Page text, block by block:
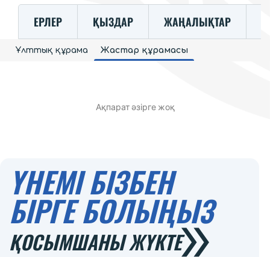
ЕРЛЕР ҚЫЗДАР ЖАҢАЛЫҚТАР
Ұлттық құрама Жастар құрамасы
Ақпарат әзірге жоқ
ҮНЕМІ БІЗБЕН
БІРГЕ БОЛЫҢЫЗ
ҚОСЫМШАНЫ ЖҮКТЕ